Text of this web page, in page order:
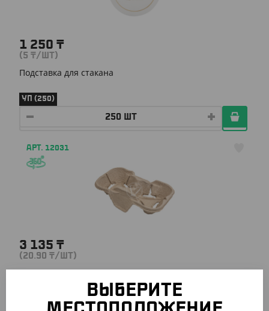
1 250 ₸
(5 ₸/ШТ)
Подставка для стакана
УП (250)
АРТ. 12031
3 135 ₸
(20.90 ₸/ШТ)
Держатель подставка для 2 стаканов
ВЫБЕРИТЕ